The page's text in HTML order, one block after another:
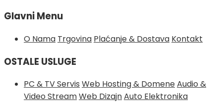
Glavni Menu
O Nama Trgovina Plaćanje & Dostava Kontakt
OSTALE USLUGE
PC & TV Servis Web Hosting & DomeneAudio &
Video StreamWeb DizajnAuto Elektronika